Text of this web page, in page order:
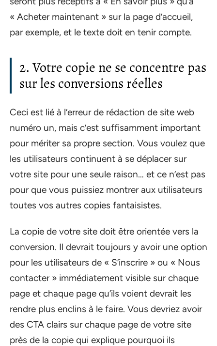
« Acheter maintenant » sur la page d’accueil,
par exemple, et le texte doit en tenir compte.
2. Votre copie ne se concentre pas
sur les conversions réelles
Ceci est lié à l’erreur de rédaction de site web
numéro un, mais c’est suffisamment important
pour mériter sa propre section. Vous voulez que
les utilisateurs continuent à se déplacer sur
votre site pour une seule raison… et ce n’est pas
pour que vous puissiez montrer aux utilisateurs
toutes vos autres copies fantaisistes.
La copie de votre site doit être orientée vers la
conversion. Il devrait toujours y avoir une option
pour les utilisateurs de « S’inscrire » ou « Nous
contacter » immédiatement visible sur chaque
page et chaque page qu’ils voient devrait les
rendre plus enclins à le faire. Vous devriez avoir
des CTA clairs sur chaque page de votre site
près de la copie qui explique pourquoi ils